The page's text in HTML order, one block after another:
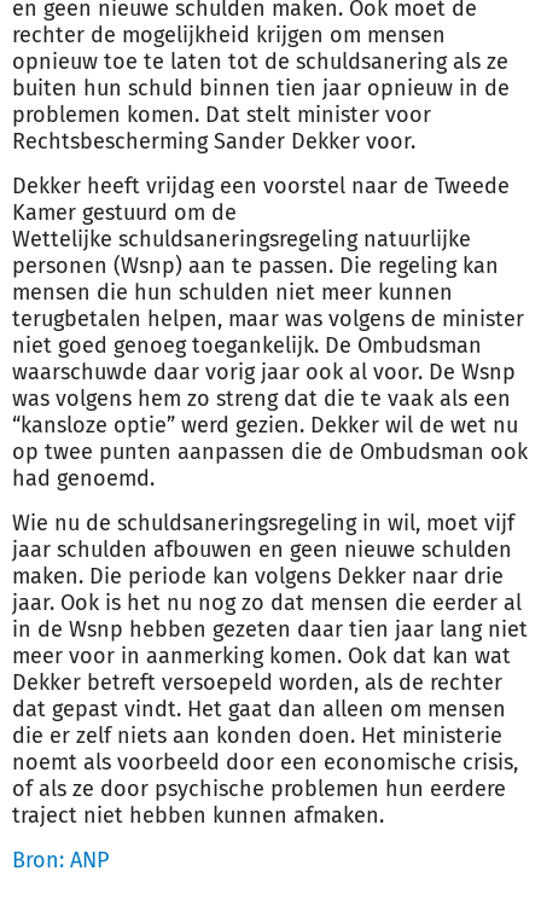
en geen nieuwe schulden maken. Ook moet de
rechter de mogelijkheid krijgen om mensen
opnieuw toe te laten tot de schuldsaneringals ze
buiten hun schuld binnen tien jaar opnieuw in de
problemen komen. Dat stelt minister voor
Rechtsbescherming Sander Dekker voor.
Dekker heeft vrijdag een voorstel naar de Tweede
Kamer gestuurd om de
Wettelijke schuldsaneringsregeling natuurlijke
personen (Wsnp) aan te passen. Die regeling kan
mensen die hun schulden niet meer kunnen
terugbetalen helpen, maar was volgens de minister
niet goed genoeg toegankelijk. De Ombudsman
waarschuwde daar vorig jaar ook al voor. De Wsnp
was volgens hem zo streng dat die te vaak als een
“kansloze optie” werd gezien. Dekker wil de wet nu
op twee punten aanpassen die de Ombudsman ook
had genoemd.
Wie nu de schuldsaneringsregeling in wil, moet vijf
jaar schulden afbouwen en geen nieuwe schulden
maken. Die periode kan volgens Dekker naar drie
jaar. Ook is het nu nog zo dat mensen die eerder al
in de Wsnp hebben gezeten daar tien jaar lang niet
meer voor in aanmerking komen. Ook dat kan wat
Dekker betreft versoepeld worden, als de rechter
dat gepast vindt. Het gaat dan alleen om mensen
die er zelf niets aan konden doen. Het ministerie
noemt als voorbeeld door een economische crisis,
of als ze door psychische problemen hun eerdere
traject niet hebben kunnen afmaken.
Bron: ANP